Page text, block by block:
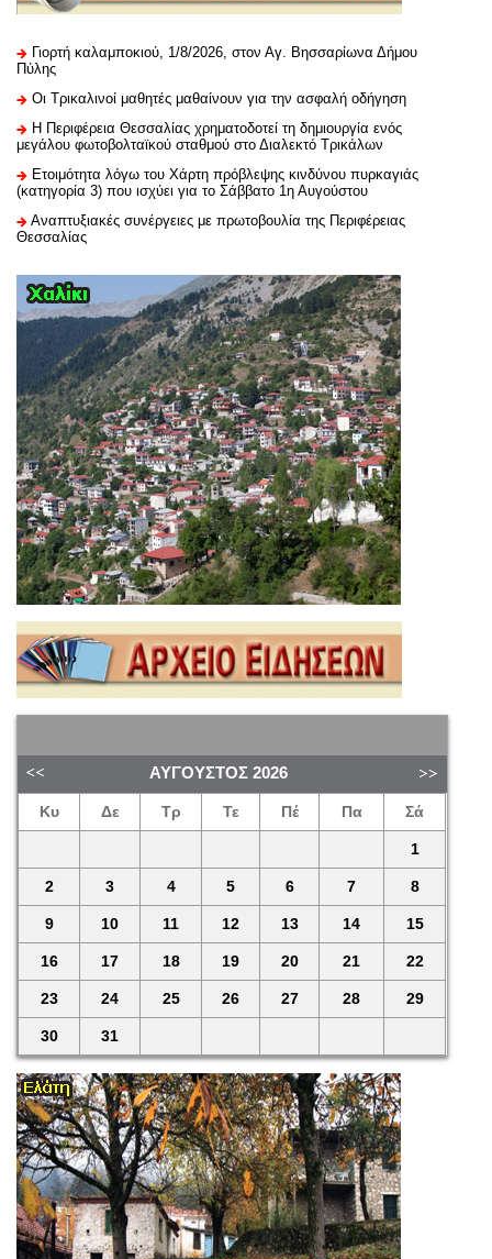
Γιορτή καλαμποκιού, 1/8/2026, στον Αγ. Βησσαρίωνα Δήμου
Πύλης
Οι Τρικαλινοί μαθητές μαθαίνουν για την ασφαλή οδήγηση
H Περιφέρεια Θεσσαλίας χρηματοδοτεί τη δημιουργία ενός
μεγάλου φωτοβολταϊκού σταθμού στο Διαλεκτό Τρικάλων
Ετοιμότητα λόγω του Χάρτη πρόβλεψης κινδύνου πυρκαγιάς
(κατηγορία 3) που ισχύει για το Σάββατο 1η Αυγούστου
Αναπτυξιακές συνέργειες με πρωτοβουλία της Περιφέρειας
Θεσσαλίας
ΑΎΓΟΥΣΤΟΣ 2026
Κυ Δε Τρ Τε Πέ Πα Σά
1
2 3 4 5 6 7 8
9 10 11 12 13 14 15
16 17 18 19 20 21 22
23 24 25 26 27 28 29
30 31